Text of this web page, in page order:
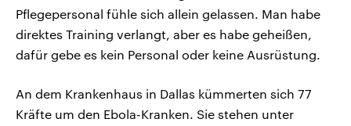
Pflegepersonal fühle sich allein gelassen. Man habe
direktes Training verlangt, aber es habe geheißen,
dafür gebe es kein Personal oder keine Ausrüstung.
An dem Krankenhaus in Dallas kümmerten sich 77
Kräfte um den Ebola-Kranken. Sie stehen unter